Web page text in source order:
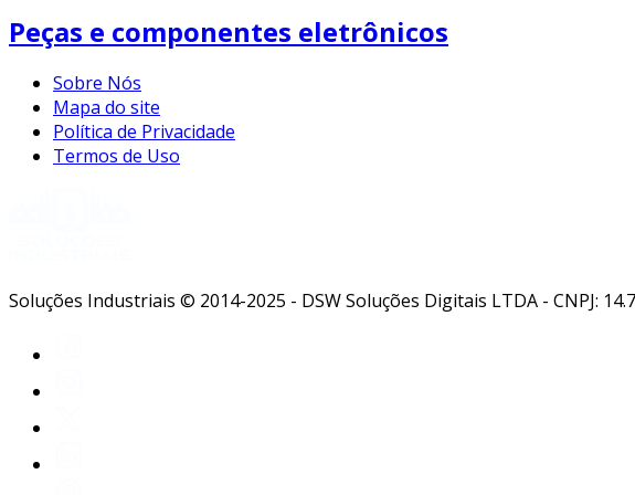
Peças e componentes eletrônicos
Sobre Nós
Mapa do site
Política de Privacidade
Termos de Uso
Soluções Industriais © 2014-2025 - DSW Soluções Digitais LTDA - CNPJ: